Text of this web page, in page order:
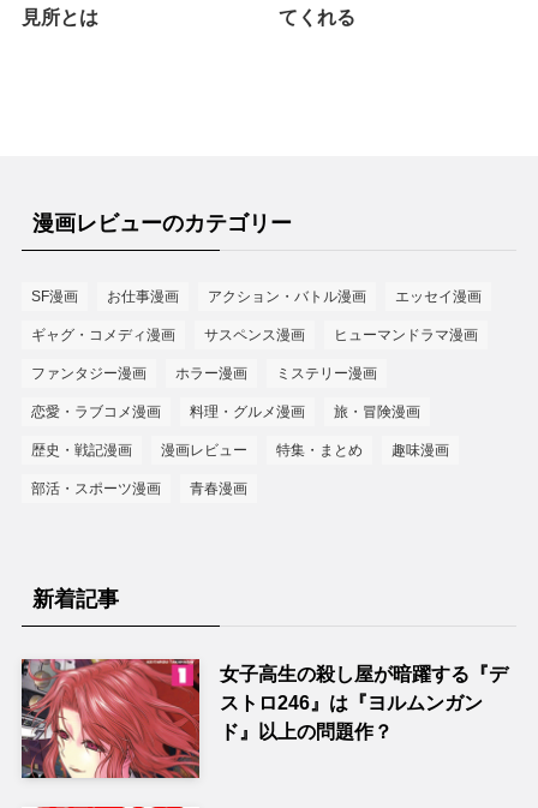
見所とは
てくれる
漫画レビューのカテゴリー
SF漫画 お仕事漫画 アクション・バトル漫画 エッセイ漫画
ギャグ・コメディ漫画 サスペンス漫画 ヒューマンドラマ漫画
ファンタジー漫画 ホラー漫画 ミステリー漫画
恋愛・ラブコメ漫画 料理・グルメ漫画 旅・冒険漫画
歴史・戦記漫画 漫画レビュー 特集・まとめ 趣味漫画
部活・スポーツ漫画 青春漫画
新着記事
女子高生の殺し屋が暗躍する『デ
ストロ246』は『ヨルムンガン
ド』以上の問題作？